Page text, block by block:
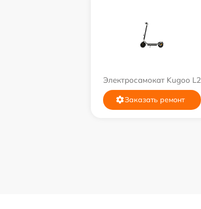
Электросамокат Kugoo L2
Заказать ремонт